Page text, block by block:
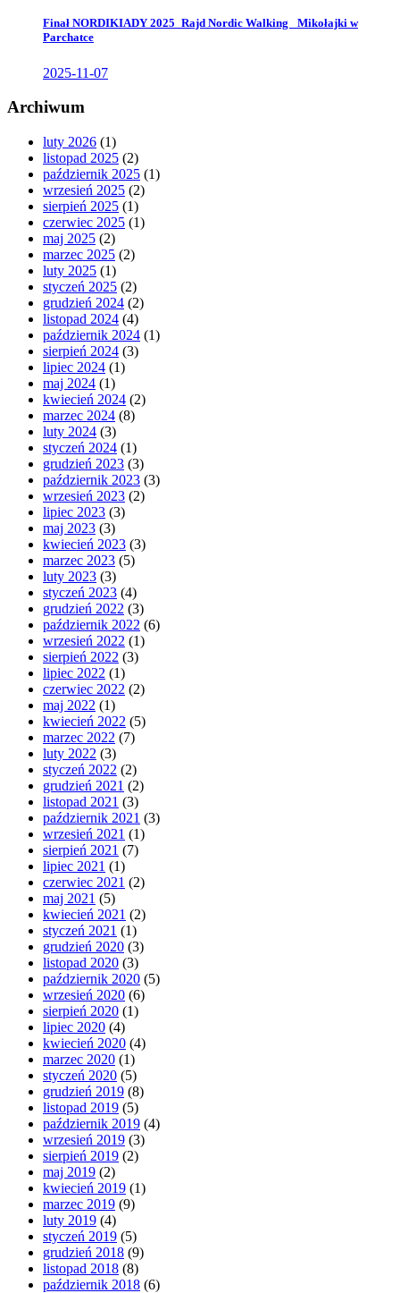
Finał NORDIKIADY 2025_Rajd Nordic Walking _Mikołajki w
Parchatce
2025-11-07
Archiwum
luty 2026 (1)
listopad 2025 (2)
październik 2025 (1)
wrzesień 2025 (2)
sierpień 2025 (1)
czerwiec 2025 (1)
maj 2025 (2)
marzec 2025 (2)
luty 2025 (1)
styczeń 2025 (2)
grudzień 2024 (2)
listopad 2024 (4)
październik 2024 (1)
sierpień 2024 (3)
lipiec 2024 (1)
maj 2024 (1)
kwiecień 2024 (2)
marzec 2024 (8)
luty 2024 (3)
styczeń 2024 (1)
grudzień 2023 (3)
październik 2023 (3)
wrzesień 2023 (2)
lipiec 2023 (3)
maj 2023 (3)
kwiecień 2023 (3)
marzec 2023 (5)
luty 2023 (3)
styczeń 2023 (4)
grudzień 2022 (3)
październik 2022 (6)
wrzesień 2022 (1)
sierpień 2022 (3)
lipiec 2022 (1)
czerwiec 2022 (2)
maj 2022 (1)
kwiecień 2022 (5)
marzec 2022 (7)
luty 2022 (3)
styczeń 2022 (2)
grudzień 2021 (2)
listopad 2021 (3)
październik 2021 (3)
wrzesień 2021 (1)
sierpień 2021 (7)
lipiec 2021 (1)
czerwiec 2021 (2)
maj 2021 (5)
kwiecień 2021 (2)
styczeń 2021 (1)
grudzień 2020 (3)
listopad 2020 (3)
październik 2020 (5)
wrzesień 2020 (6)
sierpień 2020 (1)
lipiec 2020 (4)
kwiecień 2020 (4)
marzec 2020 (1)
styczeń 2020 (5)
grudzień 2019 (8)
listopad 2019 (5)
październik 2019 (4)
wrzesień 2019 (3)
sierpień 2019 (2)
maj 2019 (2)
kwiecień 2019 (1)
marzec 2019 (9)
luty 2019 (4)
styczeń 2019 (5)
grudzień 2018 (9)
listopad 2018 (8)
październik 2018 (6)